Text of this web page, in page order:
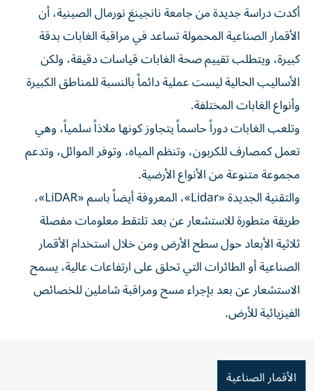
أكدت دراسة جديدة من جامعة نانجينغ نورمال الصينية، أن
الأقمار الصناعية المحمولة تساعد في مراقبة الغابات بدقة
كبيرة، ويتطلب تقييم صحة الغابات قياسات دقيقة، ولكن
الأساليب الحالية ليست عملية دائماً بالنسبة للمناطق الكبيرة
وأنواع الغابات المختلفة.
وتلعب الغابات دوراً حاسماً يتجاوز كونها ملاذاً سلمياً، وهي
تعمل كمصارف للكربون، وتنظم المياه، وتوفر الموائل، وتدعم
مجموعة متنوعة من الأنواع الأرضية.
والتقنية الجديدة «Lidar»، المعروفة أيضاً باسم «LiDAR»،
طريقة متطورة للاستشعار عن بعد تلتقط معلومات مفصلة
ثلاثية الأبعاد حول سطح الأرض ومن خلال استخدام الأقمار
الصناعية أو الطائرات التي تحلق على ارتفاعات عالية، يسمح
الاستشعار عن بعد بإجراء مسح ومراقبة شاملين للخصائص
الفيزيائية للأرض.
الأقمار الصناعية